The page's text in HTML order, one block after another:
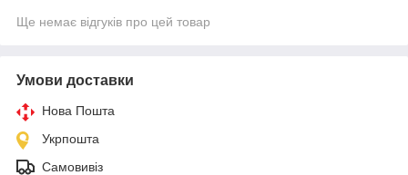
Ще немає відгуків про цей товар
Умови доставки
Нова Пошта
Укрпошта
Самовивіз